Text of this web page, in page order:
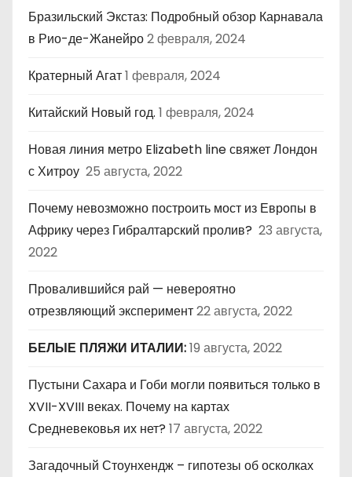
Бразильский Экстаз: Подробный обзор Карнавала
в Рио-де-Жанейро2 февраля, 2024
Кратерный Агат1 февраля, 2024
Китайский Новый год. 1 февраля, 2024
Новая линия метро Elizabeth line свяжет Лондон
с Хитроу 25 августа, 2022
Почему невозможно построить мост из Европы в
Африку через Гибралтарский пролив? 23 августа,
2022
Провалившийся рай — невероятно
отрезвляющий эксперимент22 августа, 2022
БЕЛЫЕ ПЛЯЖИ ИТАЛИИ:19 августа, 2022
Пустыни Сахара и Гоби могли появиться только в
XVII-XVIII веках. Почему на картах
Средневековья их нет? 17 августа, 2022
Загадочный Стоунхендж – гипотезы об осколках